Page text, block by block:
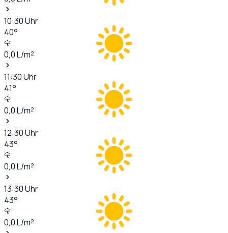
10:30Uhr
40°
0,0L/m²
11:30Uhr
41°
0,0L/m²
12:30Uhr
43°
0,0L/m²
13:30Uhr
43°
0,0L/m²